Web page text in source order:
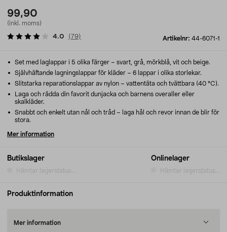
99,90
(inkl. moms)
Artikelnr: 44-6071-1
4.0 (79)
Butikslager
Hämtar lagerstatus...
Onlinelager
Hämtar lagerstatus...
Set med laglappar i 5 olika färger – svart, grå, mörkblå, vit och beige.
Självhäftande lagningslappar för kläder – 6 lappar i olika storlekar.
Slitstarka reparationslappar av nylon – vattentäta och tvättbara (40 °C).
Laga och rädda din favorit dunjacka och barnens overaller eller
skalkläder.
Snabbt och enkelt utan nål och tråd – laga hål och revor innan de blir för
stora.
Mer information
Produktinformation
Mer information